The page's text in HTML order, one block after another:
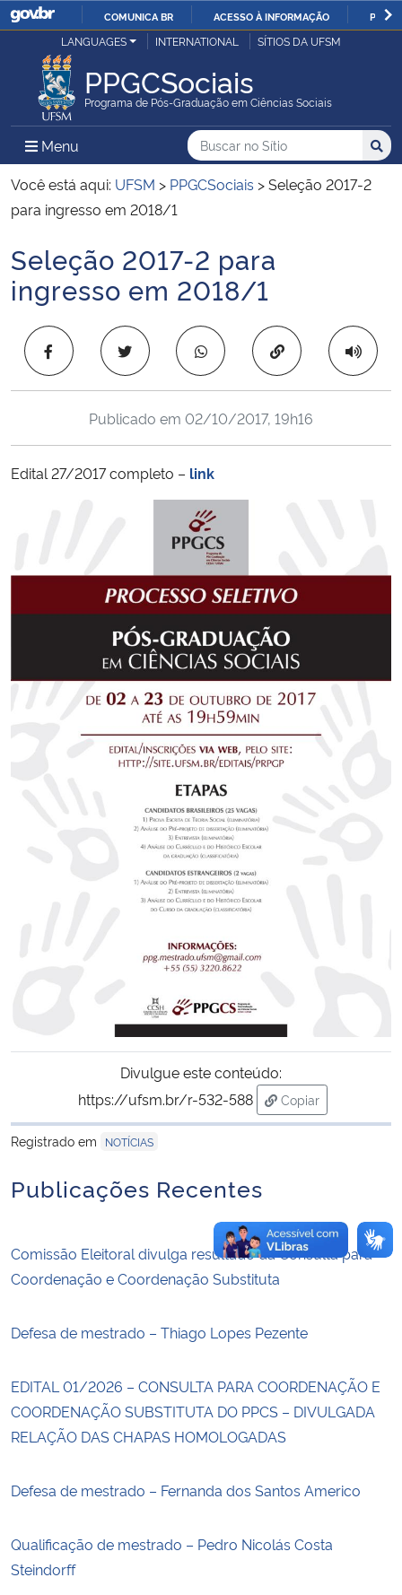
IR
O
COMUNICA BR ACESSO À INFORMAÇÃO
Ministério da Justiça e Segurança Pública
Ministério da Defesa
Ministério das Relações Exteriores
Ministério da Infraestrutura
Ministério da Educação
Ministério da Cidadania
Ministério da Ciência, Tecnologia, Inovações e Comunicações
Ministério do Meio Ambiente
Ministério do Turismo
Ministério do Desenvolvimento Regional
Controladoria-Geral da União
Ministério da Mulher, da Família e dos Direitos Humanos
Gabinete de Segurança Institucional
Advocacia-Geral da União
Banco Central do Brasil
LANGUAGES INTERNATIONAL SÍTIOS DA UFSM
PPGCSociais
Programa de Pós-Graduação em Ciências Sociais
Menu Menu Principal do Sítio
Busca
Buscar no no Sítio
Busca:
Você está aqui: UFSM > PPGCSociais >Seleção 2017-2
para ingresso em 2018/1
Início do conteúdo
Seleção 2017-2 para
ingresso em 2018/1
Copiar para área
Publicado em 02/10/2017, 19h16
Edital 27/2017 completo – link
Divulgue este conteúdo:
https://ufsm.br/r-532-588
Copiar
para área de
Registrado em
NOTÍCIAS
Publicações Recentes
Comissão Eleitoral divulga resultado da Consulta para
Coordenação e Coordenação Substituta
Defesa de mestrado – Thiago Lopes Pezente
EDITAL 01/2026 – CONSULTA PARA COORDENAÇÃO E
COORDENAÇÃO SUBSTITUTA DO PPCS – DIVULGADA
RELAÇÃO DAS CHAPAS HOMOLOGADAS
Defesa de mestrado – Fernanda dos Santos Americo
Qualificação de mestrado – Pedro Nicolás Costa
Steindorff